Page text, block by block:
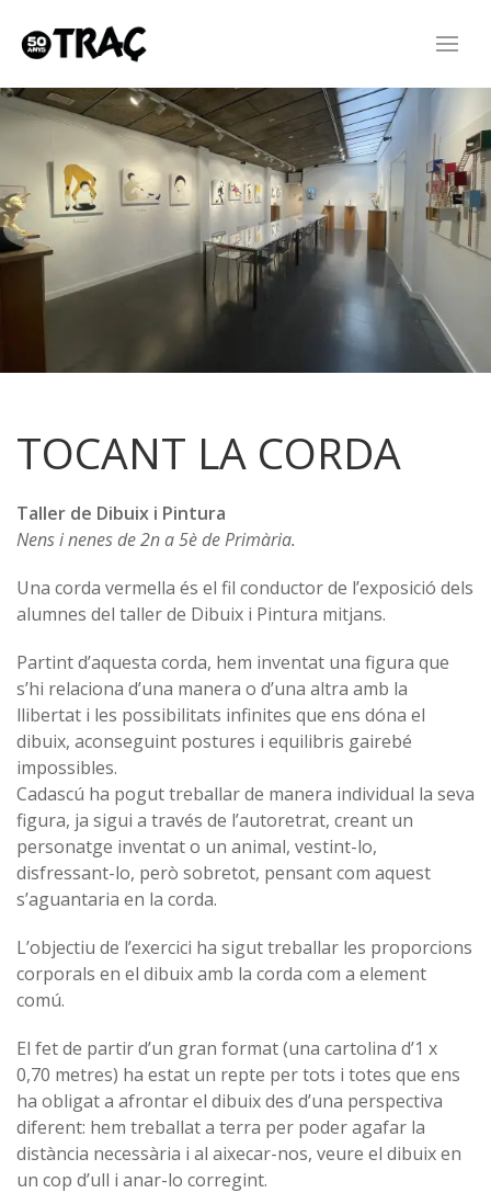
TOCANT LA CORDA
Taller de Dibuix i Pintura
Nens i nenes de 2n a 5è de Primària.
Una corda vermella és el fil conductor de l’exposició dels
alumnes del taller de Dibuix i Pintura mitjans.
Partint d’aquesta corda, hem inventat una figura que
s’hi relaciona d’una manera o d’una altra amb la
llibertat i les possibilitats infinites que ens dóna el
dibuix, aconseguint postures i equilibris gairebé
impossibles.
Cadascú ha pogut treballar de manera individual la seva
figura, ja sigui a través de l’autoretrat, creant un
personatge inventat o un animal, vestint-lo,
disfressant-lo, però sobretot, pensant com aquest
s’aguantaria en la corda.
L’objectiu de l’exercici ha sigut treballar les proporcions
corporals en el dibuix amb la corda com a element
comú.
El fet de partir d’un gran format (una cartolina d’1 x
0,70 metres) ha estat un repte per tots i totes que ens
ha obligat a afrontar el dibuix des d’una perspectiva
diferent: hem treballat a terra per poder agafar la
distància necessària i al aixecar-nos, veure el dibuix en
un cop d’ull i anar-lo corregint.